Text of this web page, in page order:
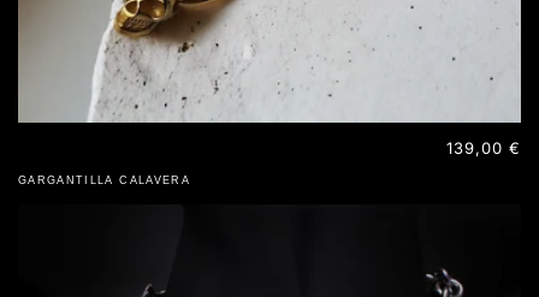
GARGANTILLA CALAVERA
Precio
139,00 €